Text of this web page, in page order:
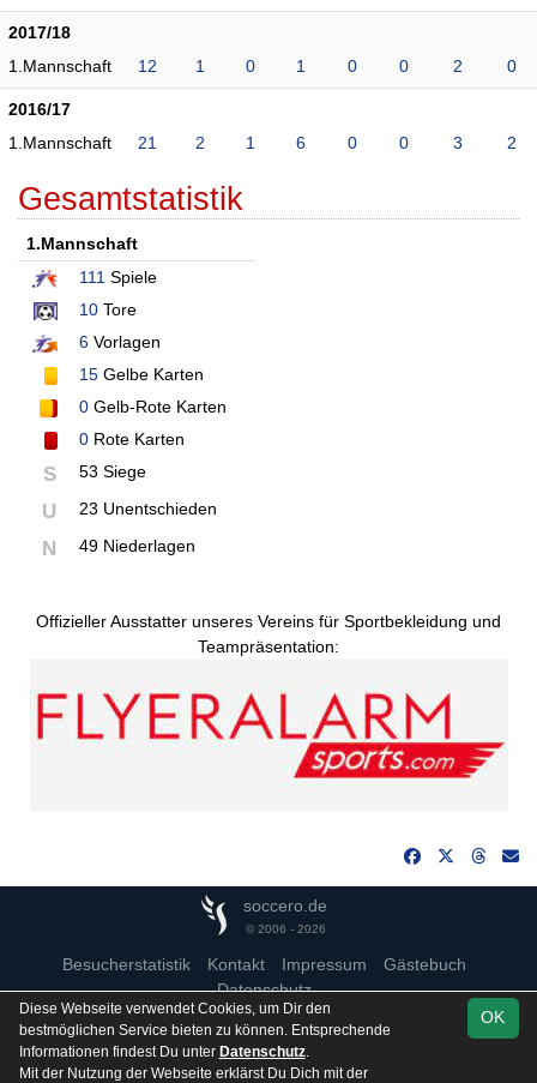
2017/18
1.Mannschaft
12 1 0 1 0 0 2 0
2016/17
1.Mannschaft
21 2 1 6 0 0 3 2
Gesamtstatistik
1.Mannschaft
111 Spiele
10 Tore
6 Vorlagen
15 Gelbe Karten
0 Gelb-Rote Karten
0 Rote Karten
S 53 Siege
U 23 Unentschieden
N 49 Niederlagen
Offizieller Ausstatter unseres Vereins für Sportbekleidung und
Teampräsentation:
soccero.de
© 2006 - 2026
Besucherstatistik Kontakt Impressum
Gästebuch
Datenschutz
OK
Diese Webseite verwendet Cookies, um Dir den
bestmöglichen Service bieten zu können. Entsprechende
Informationen findest Du unter Datenschutz.
Mit der Nutzung der Webseite erklärst Du Dich mit der